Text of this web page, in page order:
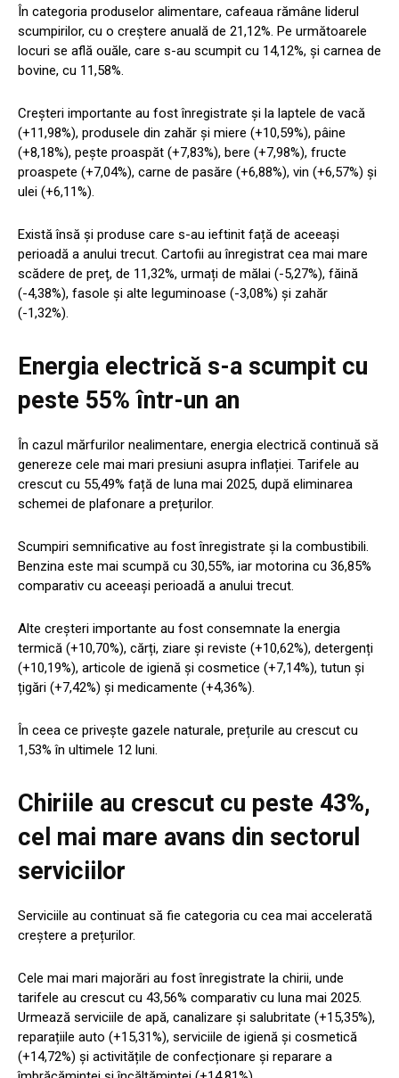
În categoria produselor alimentare, cafeaua rămâne liderul
scumpirilor, cu o creștere anuală de 21,12%. Pe următoarele
locuri se află ouăle, care s-au scumpit cu 14,12%, și carnea de
bovine, cu 11,58%.
Creșteri importante au fost înregistrate și la laptele de vacă
(+11,98%), produsele din zahăr și miere (+10,59%), pâine
(+8,18%), pește proaspăt (+7,83%), bere (+7,98%), fructe
proaspete (+7,04%), carne de pasăre (+6,88%), vin (+6,57%) și
ulei (+6,11%).
Există însă și produse care s-au ieftinit față de aceeași
perioadă a anului trecut. Cartofii au înregistrat cea mai mare
scădere de preț, de 11,32%, urmați de mălai (-5,27%), făină
(-4,38%), fasole și alte leguminoase (-3,08%) și zahăr
(-1,32%).
Energia electrică s-a scumpit cu
peste 55% într-un an
În cazul mărfurilor nealimentare, energia electrică continuă să
genereze cele mai mari presiuni asupra inflației. Tarifele au
crescut cu 55,49% față de luna mai 2025, după eliminarea
schemei de plafonare a prețurilor.
Scumpiri semnificative au fost înregistrate și la combustibili.
Benzina este mai scumpă cu 30,55%, iar motorina cu 36,85%
comparativ cu aceeași perioadă a anului trecut.
Alte creșteri importante au fost consemnate la energia
termică (+10,70%), cărți, ziare și reviste (+10,62%), detergenți
(+10,19%), articole de igienă și cosmetice (+7,14%), tutun și
țigări (+7,42%) și medicamente (+4,36%).
În ceea ce privește gazele naturale, prețurile au crescut cu
1,53% în ultimele 12 luni.
Chiriile au crescut cu peste 43%,
cel mai mare avans din sectorul
serviciilor
Serviciile au continuat să fie categoria cu cea mai accelerată
creștere a prețurilor.
Cele mai mari majorări au fost înregistrate la chirii, unde
tarifele au crescut cu 43,56% comparativ cu luna mai 2025.
Urmează serviciile de apă, canalizare și salubritate (+15,35%),
reparațiile auto (+15,31%), serviciile de igienă și cosmetică
(+14,72%) și activitățile de confecționare și reparare a